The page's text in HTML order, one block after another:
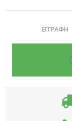
ΕΓΓΡΑΦΗ